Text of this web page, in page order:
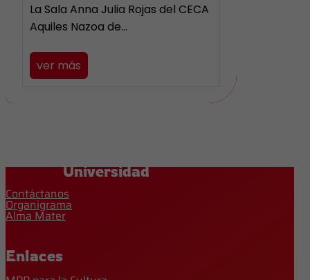
La Sala Anna Julia Rojas del CECA
Aquiles Nazoa de…
ver más
Universidad
Contáctanos
Organigrama
Alma Mater
Enlaces